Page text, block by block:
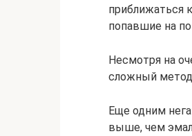
приближаться
попавшие на
Несмотря на
сложный
Еще одним
выше, чем